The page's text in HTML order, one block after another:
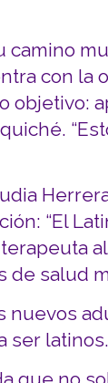
camino
con la
objetivo:
“El
salud
nuevos
ser
que no